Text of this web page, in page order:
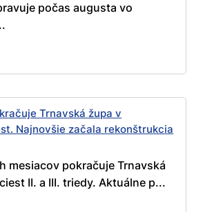
počas augusta vo
Trnavská župa v
Najnovšie začala rekonštrukcia
mesiacov pokračuje Trnavská
II. a III. triedy. Aktuálne p...